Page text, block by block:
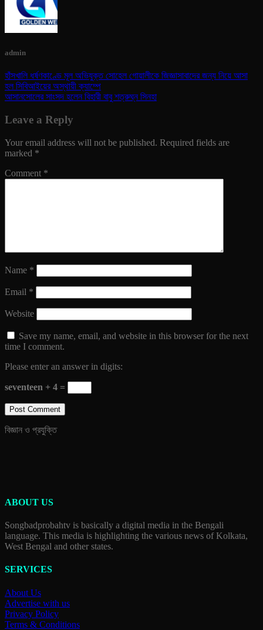
admin
হাঁসখালি ধর্ষণকাণ্ডে মূল অভিযুক্ত সোহেল গোয়ালীকে জিজ্ঞাসাবাদের জন্য নিয়ে আসা
হল সিবিআইয়ের অস্থায়ী ক্যাম্পে
আসানসোলের সাংসদ হলেন বিহারী বাবু শত্রুঘ্ন সিনহা
Leave a Reply
Your email address will not be published. Required fields are
marked *
Comment *
Name *
Email *
Website
Save my name, email, and website in this browser for the next
time I comment.
Please enter an answer in digits:
seventeen + 4 =
বিজ্ঞান ও প্রযুক্তি
ABOUT US
Songbadprobahtv is basically a digital media in the Bengali
language. This media is highlighting the various news of Kolkata,
West Bengal and other states.
SERVICES
About Us
Advertise with us
Privacy Policy
Terms & Conditions